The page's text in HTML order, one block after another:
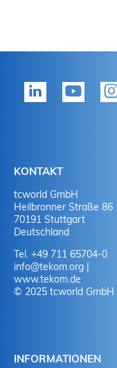
KONTAKT
tcworld GmbH
Heilbronner Straße 86
70191 Stuttgart
Deutschland
Tel. +49 711 65704-0
info@tekom.org |
www.tekom.de
© 2025 tcworld GmbH
INFORMATIONEN